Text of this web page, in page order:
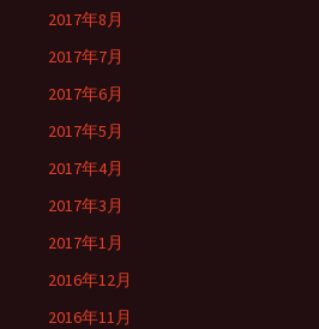
2017年8月
2017年7月
2017年6月
2017年5月
2017年4月
2017年3月
2017年1月
2016年12月
2016年11月